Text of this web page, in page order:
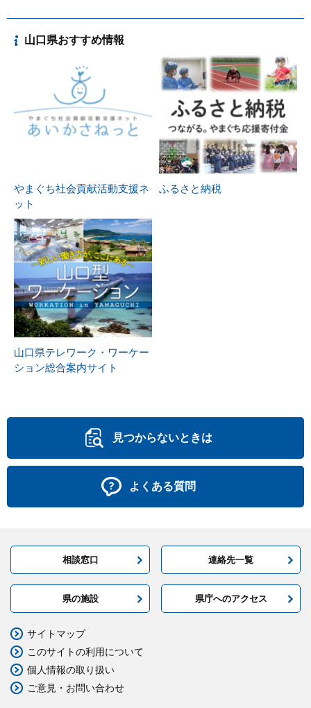
山口県おすすめ情報
やまぐち社会貢献活動支援ネ
ット
ふるさと納税
山口県テレワーク・ワーケー
ション総合案内サイト
見つからないときは
よくある質問
相談窓口 連絡先一覧
県の施設 県庁へのアクセス
サイトマップ
このサイトの利用について
個人情報の取り扱い
ご意見・お問い合わせ